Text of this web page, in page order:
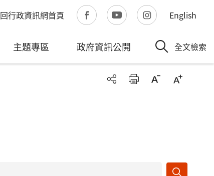
回行政資訊網首頁 English
主題專區 政府資訊公開 全文檢索